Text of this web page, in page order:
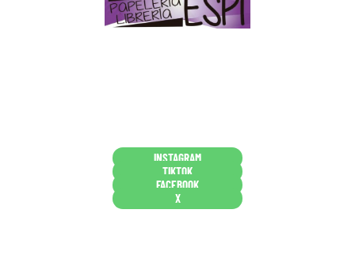
INSTAGRAM
TIKTOK
FACEBOOK
X